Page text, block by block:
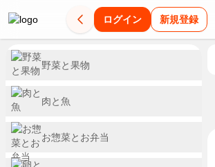
ログイン 新規登録
野菜と果物
肉と魚
お惣菜とお弁当